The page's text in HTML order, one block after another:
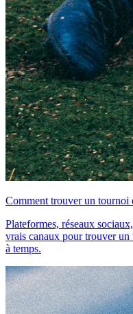
Comment trouver un tournoi
Plateformes, réseaux
vrais canaux pour trouver
à temps.